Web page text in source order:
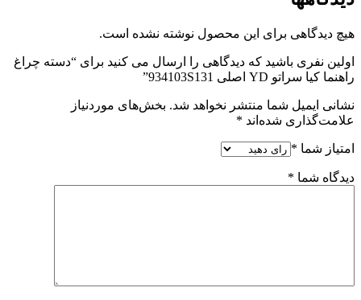
هیچ دیدگاهی برای این محصول نوشته نشده است.
اولین نفری باشید که دیدگاهی را ارسال می کنید برای “دسته چراغ
راهنما کیا سراتو YD اصلی 934103S131”
نشانی ایمیل شما منتشر نخواهد شد. بخش‌های موردنیاز
علامت‌گذاری شده‌اند *
امتیاز شما *
دیدگاه شما *